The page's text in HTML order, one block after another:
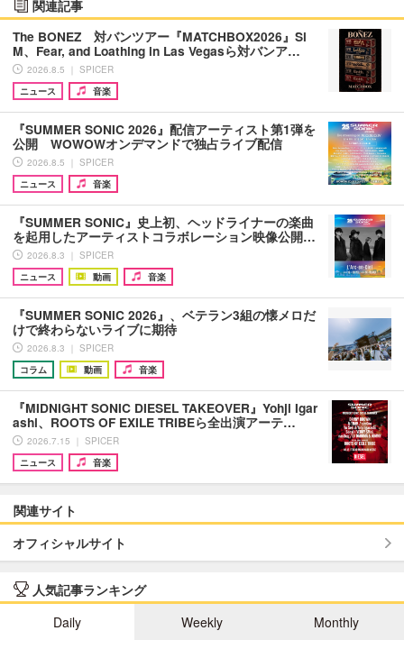
関連記事
The BONEZ 対バンツアー『MATCHBOX2026』Si
M、Fear, and Loathing in Las Vegasら対バンア…
2026.8.5 ｜ SPICER
ニュース
音楽
『SUMMER SONIC 2026』配信アーティスト第1弾を
公開 WOWOWオンデマンドで独占ライブ配信
2026.8.5 ｜ SPICER
ニュース
音楽
『SUMMER SONIC』史上初、ヘッドライナーの楽曲
を起用したアーティストコラボレーション映像公開…
2026.8.3 ｜ SPICER
ニュース
動画 音楽
『SUMMER SONIC 2026』、ベテラン3組の懐メロだ
けで終わらないライブに期待
2026.8.3 ｜ SPICER
コラム
動画 音楽
『MIDNIGHT SONIC DIESEL TAKEOVER』Yohji Igar
ashi、ROOTS OF EXILE TRIBEら全出演アーテ…
2026.7.15 ｜ SPICER
ニュース
音楽
関連サイト
オフィシャルサイト
人気記事ランキング
Daily
Weekly Monthly